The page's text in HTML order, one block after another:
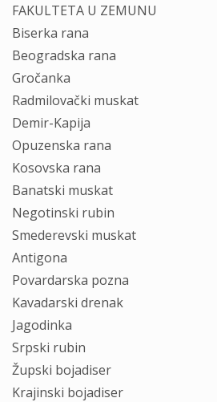
FAKULTETA U ZEMUNU
Biserka rana
Beogradska rana
Gročanka
Radmilovački muskat
Demir-Kapija
Opuzenska rana
Kosovska rana
Banatski muskat
Negotinski rubin
Smederevski muskat
Antigona
Povardarska pozna
Kavadarski drenak
Jagodinka
Srpski rubin
Župski bojadiser
Krajinski bojadiser